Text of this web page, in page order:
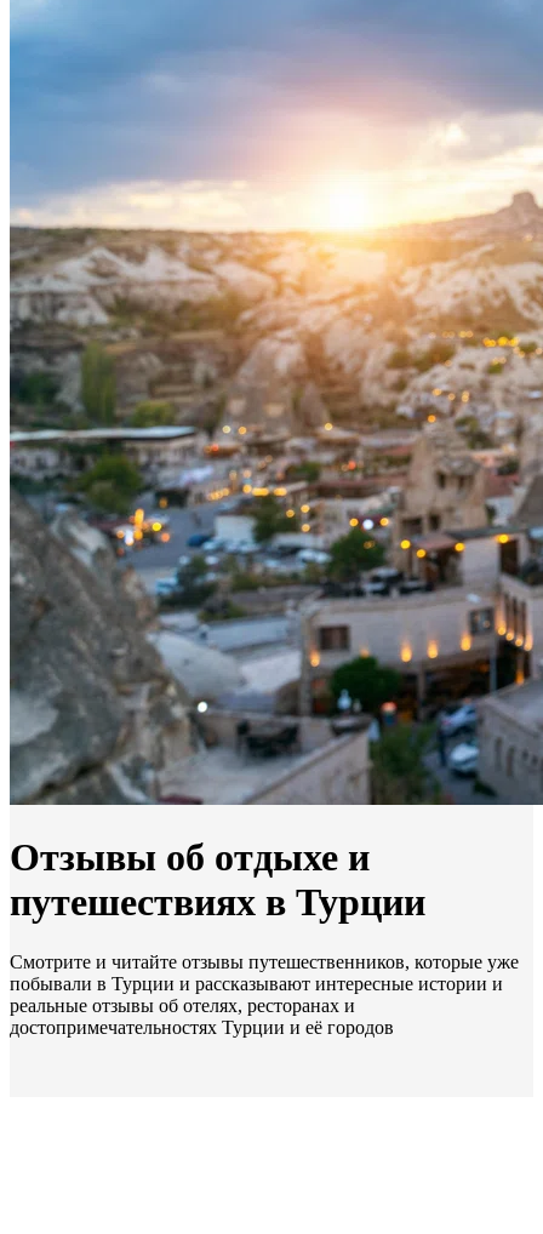
Отзывы об отдыхе и
путешествиях в Турции
Смотрите и читайте отзывы путешественников, которые уже
побывали в Турции и рассказывают интересные истории и
реальные отзывы об отелях, ресторанах и
достопримечательностях Турции и её городов